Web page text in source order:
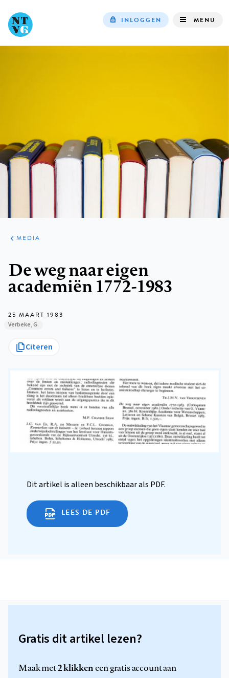
INLOGGEN MENU
ARTIKELEN
VARIA
MEDIA
De weg naar eigen
academiën 1772-1983
25 MAART 1983
Verbeke, G.
Citeren
Dit artikel is alleen beschikbaar als PDF.
LEES DE PDF
Gratis dit artikel lezen?
Maak met2 klikkeneen gratis account aan